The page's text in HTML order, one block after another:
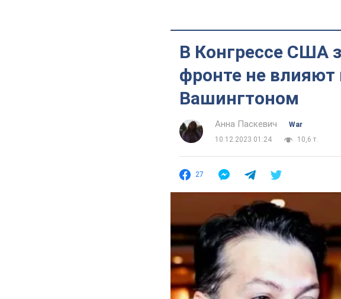
В Конгрессе США
фронте не
Вашингтоном
Анна Паскевич
War
10.12.2023 01:24
10,6 т.
27